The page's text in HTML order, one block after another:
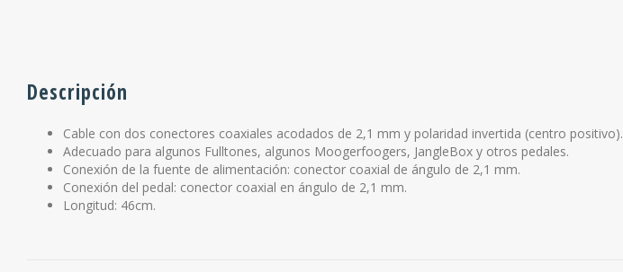
Descripción
Cable con dos conectores coaxiales acodados de 2,1 mm y polaridad invertida (centro positivo).
Adecuado para algunos Fulltones, algunos Moogerfoogers, JangleBox y otros pedales.
Conexión de la fuente de alimentación: conector coaxial de ángulo de 2,1 mm.
Conexión del pedal: conector coaxial en ángulo de 2,1 mm.
Longitud: 46cm.